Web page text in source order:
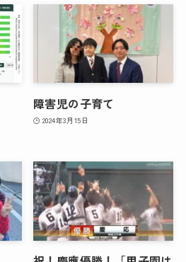
障害児の子育て
2024年3月15日